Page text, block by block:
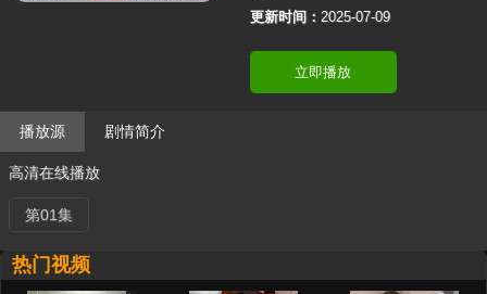
更新时间： 2025-07-09
立即播放
播放源 剧情简介
高清在线播放
第01集
热门视频